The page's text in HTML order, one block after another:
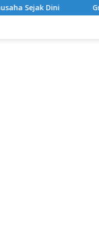
GratisPol Sukses Jangkau